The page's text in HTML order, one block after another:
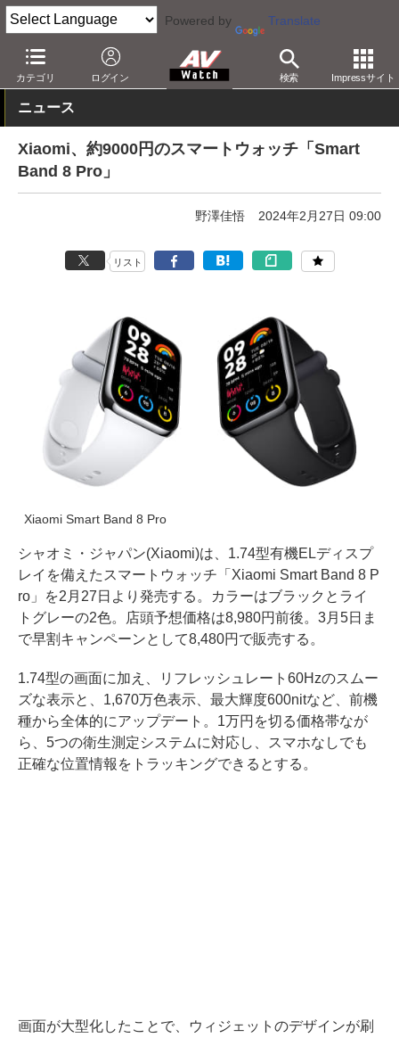
Powered by Translate
カテゴリ ログイン 検索 Impressサイト
AV Watch 製品 スマホアクセサリ
ニュース
Xiaomi、約9000円のスマートウォッチ「Smart
Band 8 Pro」
野澤佳悟 2024年2月27日 09:00
リスト
Xiaomi Smart Band 8 Pro
シャオミ・ジャパン(Xiaomi)は、1.74型有機ELディスプ
レイを備えたスマートウォッチ「Xiaomi Smart Band 8 P
ro」を2月27日より発売する。カラーはブラックとライ
トグレーの2色。店頭予想価格は8,980円前後。3月5日ま
で早割キャンペーンとして8,480円で販売する。
1.74型の画面に加え、リフレッシュレート60Hzのスムー
ズな表示と、1,670万色表示、最大輝度600nitなど、前機
種から全体的にアップデート。1万円を切る価格帯なが
ら、5つの衛生測定システムに対応し、スマホなしでも
正確な位置情報をトラッキングできるとする。
画面が大型化したことで、ウィジェットのデザインが刷